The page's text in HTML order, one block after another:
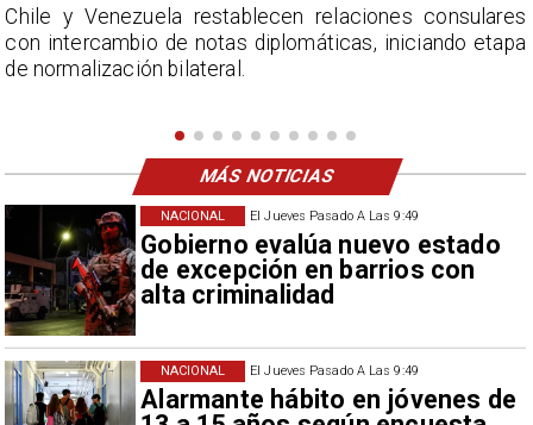
El Jueves Pasado A Las 9:49
Gobierno evalúa nuevo estado
de excepción en barrios con
alta criminalidad
NACIONAL
El Jueves Pasado A Las 9:49
Alarmante hábito en jóvenes de
NACIONAL
La Confederación Nacional de Ferias Libres (ASOF)
considera inaceptable que se refieran a Fabiola
Campillai como 'señora de feria', expresión utilizada
MÁS NOTICIAS